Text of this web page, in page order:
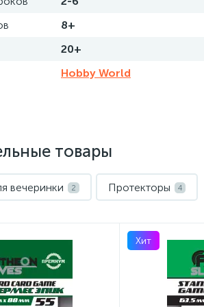
8+
20+
Hobby World
товары
вечеринки 2 Протекторы 4
Хит